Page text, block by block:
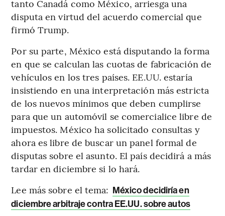
tanto Canadá como México, arriesga una
disputa en virtud del acuerdo comercial que
firmó Trump.
Por su parte, México está disputando la forma
en que se calculan las cuotas de fabricación de
vehículos en los tres países. EE.UU. estaría
insistiendo en una interpretación más estricta
de los nuevos mínimos que deben cumplirse
para que un automóvil se comercialice libre de
impuestos. México ha solicitado consultas y
ahora es libre de buscar un panel formal de
disputas sobre el asunto. El país decidirá a más
tardar en diciembre si lo hará.
Lee más sobre el tema: México decidiría en
diciembre arbitraje contra EE.UU. sobre autos